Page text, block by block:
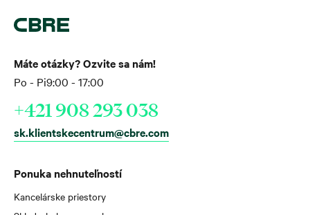
Ponuka nehnuteľností
Kancelárske priestory
Máte otázky? Ozvite sa nám!
Po - Pi9:00 - 17:00
+421 908 293 038
sk.klientskecentrum@cbre.com